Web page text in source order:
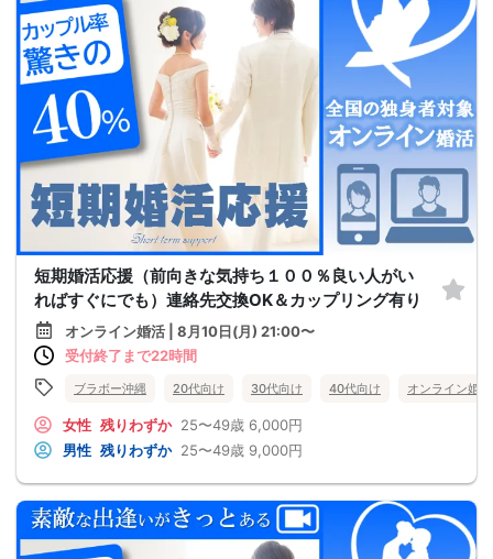
短期婚活応援（前向きな気持ち１００％良い人がい
ればすぐにでも）連絡先交換OK＆カップリング有り
オンライン婚活 | 8月10日(月) 21:00〜
受付終了まで22時間
ブラボー沖縄 20代向け 30代向け 40代向け オンライン婚活
女性 残りわずか 25〜49歳 6,000円
男性 残りわずか 25〜49歳 9,000円